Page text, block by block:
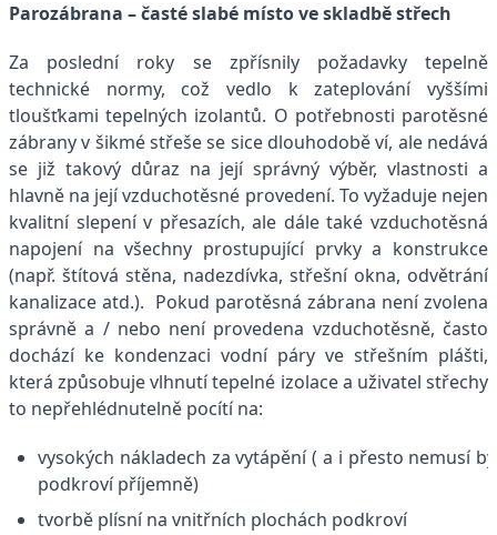
Parozábrana – časté slabé místo ve skladbě střech
Za poslední roky se zpřísnily požadavky tepelně
technické normy, což vedlo k zateplování vyššími
tloušťkami tepelných izolantů. O potřebnosti parotěsné
zábrany v šikmé střeše se sice dlouhodobě ví, ale nedává
se již takový důraz na její správný výběr, vlastnosti a
hlavně na její vzduchotěsné provedení. To vyžaduje nejen
kvalitní slepení v přesazích, ale dále také vzduchotěsná
napojení na všechny prostupující prvky a konstrukce
(např. štítová stěna, nadezdívka, střešní okna, odvětrání
kanalizace atd.). Pokud parotěsná zábrana není zvolena
správně a / nebo není provedena vzduchotěsně, často
dochází ke kondenzaci vodní páry ve střešním plášti,
která způsobuje vlhnutí tepelné izolace a uživatel střechy
to nepřehlédnutelně pocítí na:
vysokých nákladech za vytápění ( a i přesto nemusí
podkroví příjemně)
tvorbě plísní na vnitřních plochách podkroví